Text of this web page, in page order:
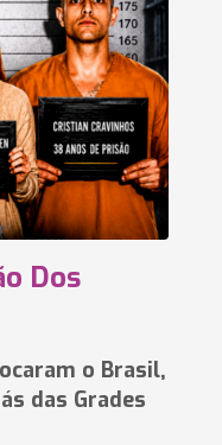
Dos
o Brasil,
das Grades